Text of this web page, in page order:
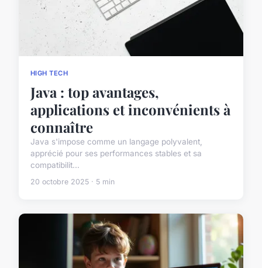
HIGH TECH
Java : top avantages,
applications et inconvénients à
connaître
Java s'impose comme un langage polyvalent,
apprécié pour ses performances stables et sa
compatibilit...
20 octobre 2025 · 5 min